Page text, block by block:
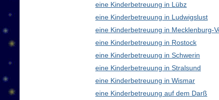
eine Kinderbetreuung in Lübz
eine Kinderbetreuung in Ludwigslust
eine Kinderbetreuung in Mecklenburg-
eine Kinderbetreuung in Rostock
eine Kinderbetreuung in Schwerin
eine Kinderbetreuung in Stralsund
eine Kinderbetreuung in Wismar
eine Kinderbetreuung auf dem Darß